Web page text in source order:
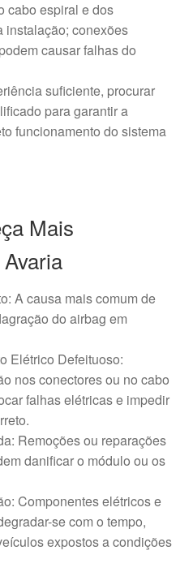
cabo espiral e dos
instalação; conexões
causar falhas do
suficiente, procurar
para garantir a
funcionamento do sistema
Mais
A causa mais comum de
do airbag em
Elétrico Defeituoso:
nos conectores ou no cabo
falhas elétricas e impedir
Remoções ou reparações
danificar o módulo ou os
Componentes elétricos e
se com o tempo,
expostos a condições